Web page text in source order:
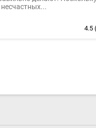
4.5